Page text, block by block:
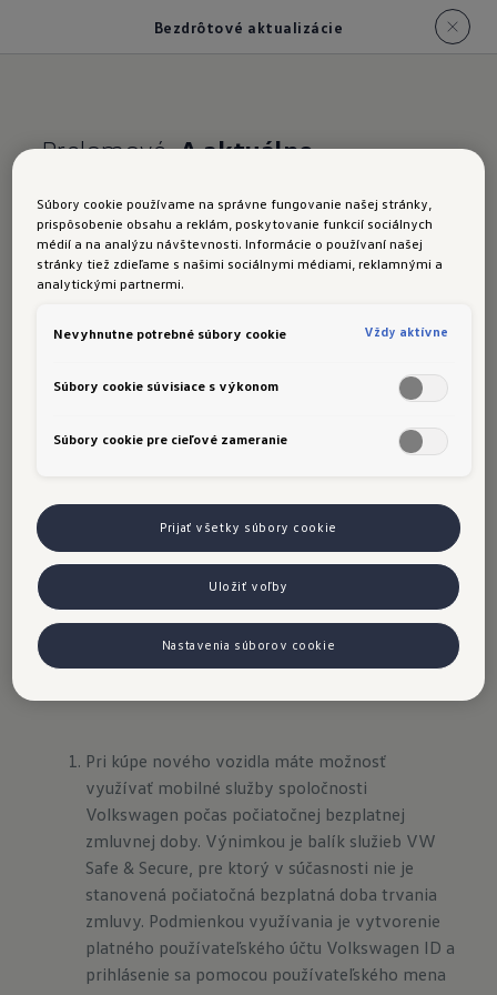
Bezdrôtové aktualizácie
Prelomové.A aktuálne
Bezdrôtové aktualizácie
Aktualizácie softvéru poznáme z počítača alebo
môžeteaktualizovaťsoftvér svojho ID. aj
pripojeniainštaláciou aktualizácie cez systém
napríklad neustále zlepšovať ovládanie, výkon a
komfort a dokonca pridávať nové funkcie.
Bezdrôtové aktualizácie
Pri kúpe nového vozidla máte možnosť
využívať mobilné služby spoločnosti
Volkswagen počas počiatočnej bezplatnej
zmluvnej doby. Výnimkou je balík služieb VW
Safe & Secure, pre ktorý v súčasnosti nie je
stanovená počiatočná bezplatná doba trvania
zmluvy. Podmienkou využívania je vytvorenie
platného používateľského účtu Volkswagen ID a
prihlásenie sa pomocou používateľského mena
Súbory cookie používame na správne fungovanie našej stránky,
prispôsobenie obsahu a reklám, poskytovanie funkcií sociálnych
médií a na analýzu návštevnosti. Informácie o používaní našej
stránky tiež zdieľame s našimi sociálnymi médiami, reklamnými a
analytickými partnermi.
Nevyhnutne potrebné súbory cookie Vždy aktívne
Súbory cookie súvisiace s výkonom
Súbory cookie pre cieľové zameranie
Prijať všetky súbory cookie
Uložiť voľby
Nastavenia súborov cookie